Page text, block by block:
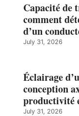
Capacité de
comment
d’un
July 31, 2026
Éclairage
conception
productivité
July 31, 2026